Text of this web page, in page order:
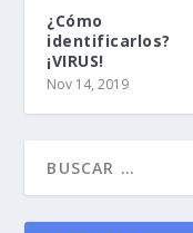
¿Cómo
identificarlos?
¡VIRUS!
Nov 14, 2019